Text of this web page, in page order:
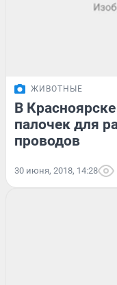
ЖИВОТНЫЕ
В
палочек для
проводов
30 июня, 2018, 14:28